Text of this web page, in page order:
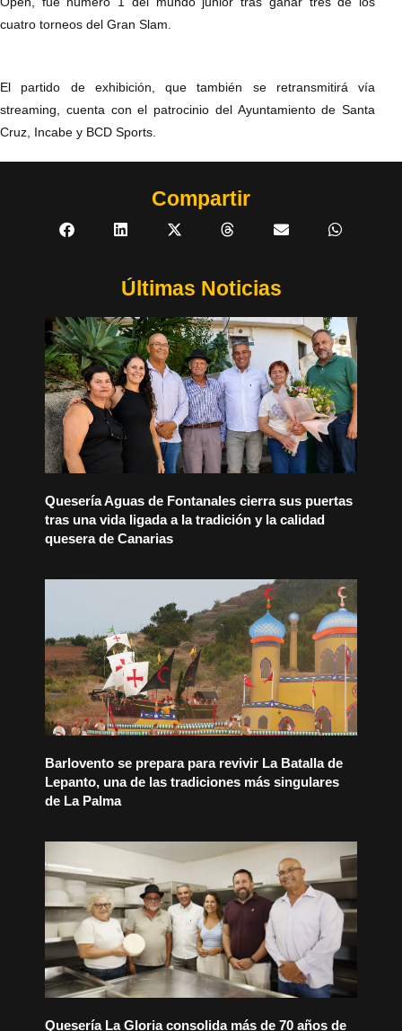
cuatro torneos del Gran Slam.
El partido de exhibición, que también se retransmitirá vía
streaming, cuenta con el patrocinio del Ayuntamiento de Santa
Cruz, Incabe y BCD Sports.
Compartir
Últimas Noticias
Quesería Aguas de Fontanales cierra sus puertas
tras una vida ligada a la tradición y la calidad
quesera de Canarias
Barlovento se prepara para revivir La Batalla de
Lepanto, una de las tradiciones más singulares
de La Palma
Quesería La Gloria consolida más de 70 años de